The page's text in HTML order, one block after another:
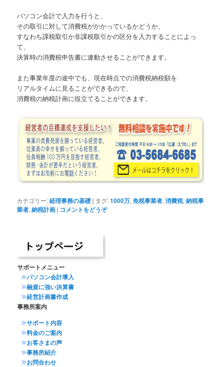
パソコン会計で入力を行うと、
その取引に対して消費税がかかっているかどうか、
すなわち課税取引か非課税取引かの区分を入力することによっ
て、
決算時の消費税申告書に連動させることができます。
また事業年度の途中でも、現在時点での消費税納税額を
リアルタイムに見ることができるので、
消費税の納税計画に役立てることができます。
カテゴリー:経理事務の基礎 | タグ:1000万,免税事業者,消費税,納税事
業者,納税計画 | コメントをどうぞ
サポートメニュー
パソコン会計導入
融資に強い決算書
経営計画書作成
事務所案内
サポート内容
料金のご案内
お客さまの声
事務所紹介
お問合わせ